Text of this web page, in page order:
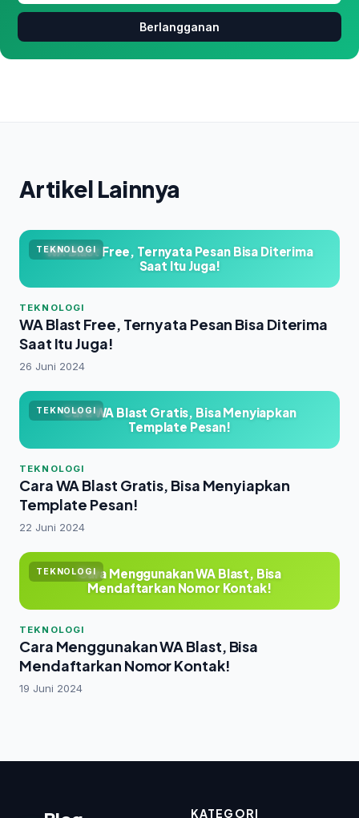
Berlangganan
Artikel Lainnya
TEKNOLOGI
WA Blast Free, Ternyata Pesan Bisa Diterima
Saat Itu Juga!
TEKNOLOGI
WA Blast Free, Ternyata Pesan Bisa Diterima
Saat Itu Juga!
26 Juni 2024
TEKNOLOGI
Cara WA Blast Gratis, Bisa Menyiapkan
Template Pesan!
TEKNOLOGI
Cara WA Blast Gratis, Bisa Menyiapkan
Template Pesan!
22 Juni 2024
TEKNOLOGICara Menggunakan WA Blast, Bisa
Mendaftarkan Nomor Kontak!
TEKNOLOGI
Cara Menggunakan WA Blast, Bisa
Mendaftarkan Nomor Kontak!
19 Juni 2024
KATEGORI